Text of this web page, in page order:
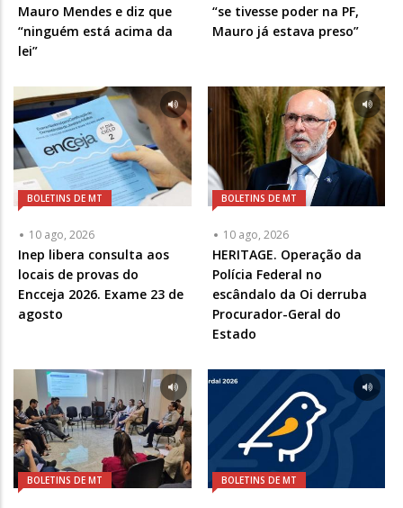
Mauro Mendes e diz que
“ninguém está acima da
lei”
“se tivesse poder na PF,
Mauro já estava preso”
BOLETINS DE MT
10 ago, 2026
Inep libera consulta aos
locais de provas do
Encceja 2026. Exame 23 de
agosto
BOLETINS DE MT
10 ago, 2026
HERITAGE. Operação da
Polícia Federal no
escândalo da Oi derruba
Procurador-Geral do
Estado
BOLETINS DE MT BOLETINS DE MT